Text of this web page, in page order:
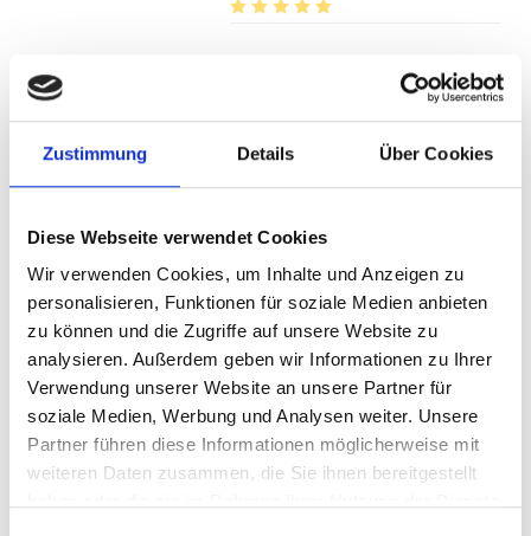
Zustimmung Details Über Cookies
Diese Webseite verwendet Cookies
Wir verwenden Cookies, um Inhalte und Anzeigen zu
personalisieren, Funktionen für soziale Medien anbieten
zu können und die Zugriffe auf unsere Website zu
analysieren. Außerdem geben wir Informationen zu Ihrer
Verwendung unserer Website an unsere Partner für
soziale Medien, Werbung und Analysen weiter. Unsere
Partner führen diese Informationen möglicherweise mit
weiteren Daten zusammen, die Sie ihnen bereitgestellt
inkl. MwSt.zzgl. Versandkosten
9,75 €
Zonin, Prosecco Ice
Prosecco